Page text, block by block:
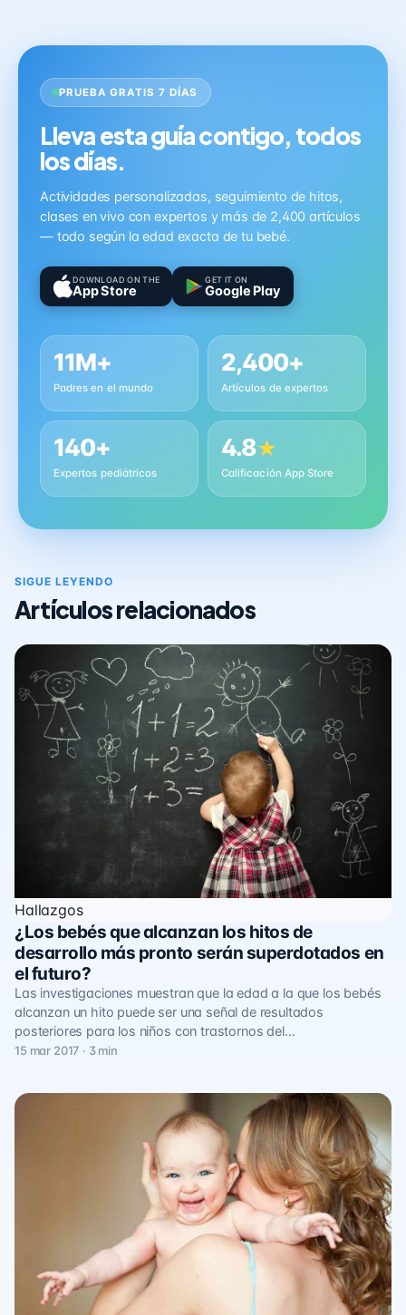
PRUEBA GRATIS 7 DÍAS
Lleva esta guía contigo, todos
los días.
Actividades personalizadas, seguimiento de hitos,
clases en vivo con expertos y más de 2,400 artículos
— todo según la edad exacta de tu bebé.
DOWNLOAD ON THE
App Store
GET IT ON
Google Play
11M+
Padres en el mundo
2,400+
Artículos de expertos
140+
Expertos pediátricos
4.8★
Calificación App Store
SIGUE LEYENDO
Artículos relacionados
Hallazgos
¿Los bebés que alcanzan los hitos de
desarrollo más pronto serán superdotados en
el futuro?
Las investigaciones muestran que la edad a la que los bebés
alcanzan un hito puede ser una señal de resultados
posteriores para los niños con trastornos del…
15 mar 2017 · 3 min